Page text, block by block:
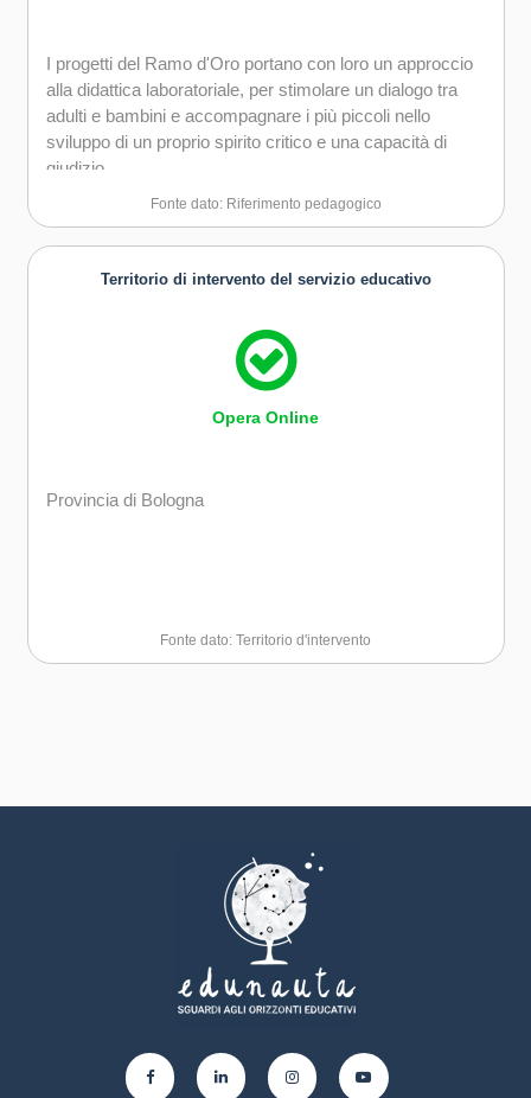
I progetti del Ramo d'Oro portano con loro un approccio
alla didattica laboratoriale, per stimolare un dialogo tra
adulti e bambini e accompagnare i più piccoli nello
sviluppo di un proprio spirito critico e una capacità di
giudizio.
Fonte dato: Riferimento pedagogico
Territorio di intervento del servizio educativo
Opera Online
Provincia di Bologna
Fonte dato: Territorio d'intervento